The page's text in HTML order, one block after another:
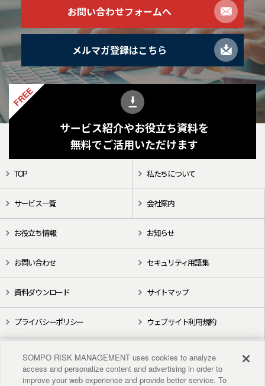
お問い合わせフォームへ
メルマガ登録はこちら
FREE
サービス紹介やお役立ち資料を
無料でご活用いただけます
TOP 私たちについて
サービス一覧 会社案内
お役立ち情報 お知らせ
お問い合わせ セキュリティ用語集
資料ダウンロード サイトマップ
プライバシーポリシー ウェブサイト利用規約
X（旧Twitter） YouTube
SOMPO RISK MANAGEMENT uses cookies to analyze
access and personalize content and advertising in order to
improve your web experience and provide better service. To